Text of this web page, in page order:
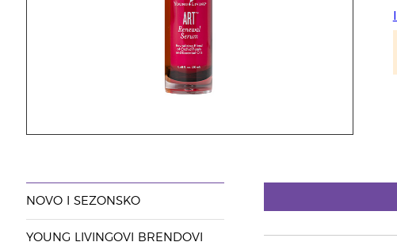
NOVO I SEZONSKO
YOUNG LIVINGOVI BRENDOVI